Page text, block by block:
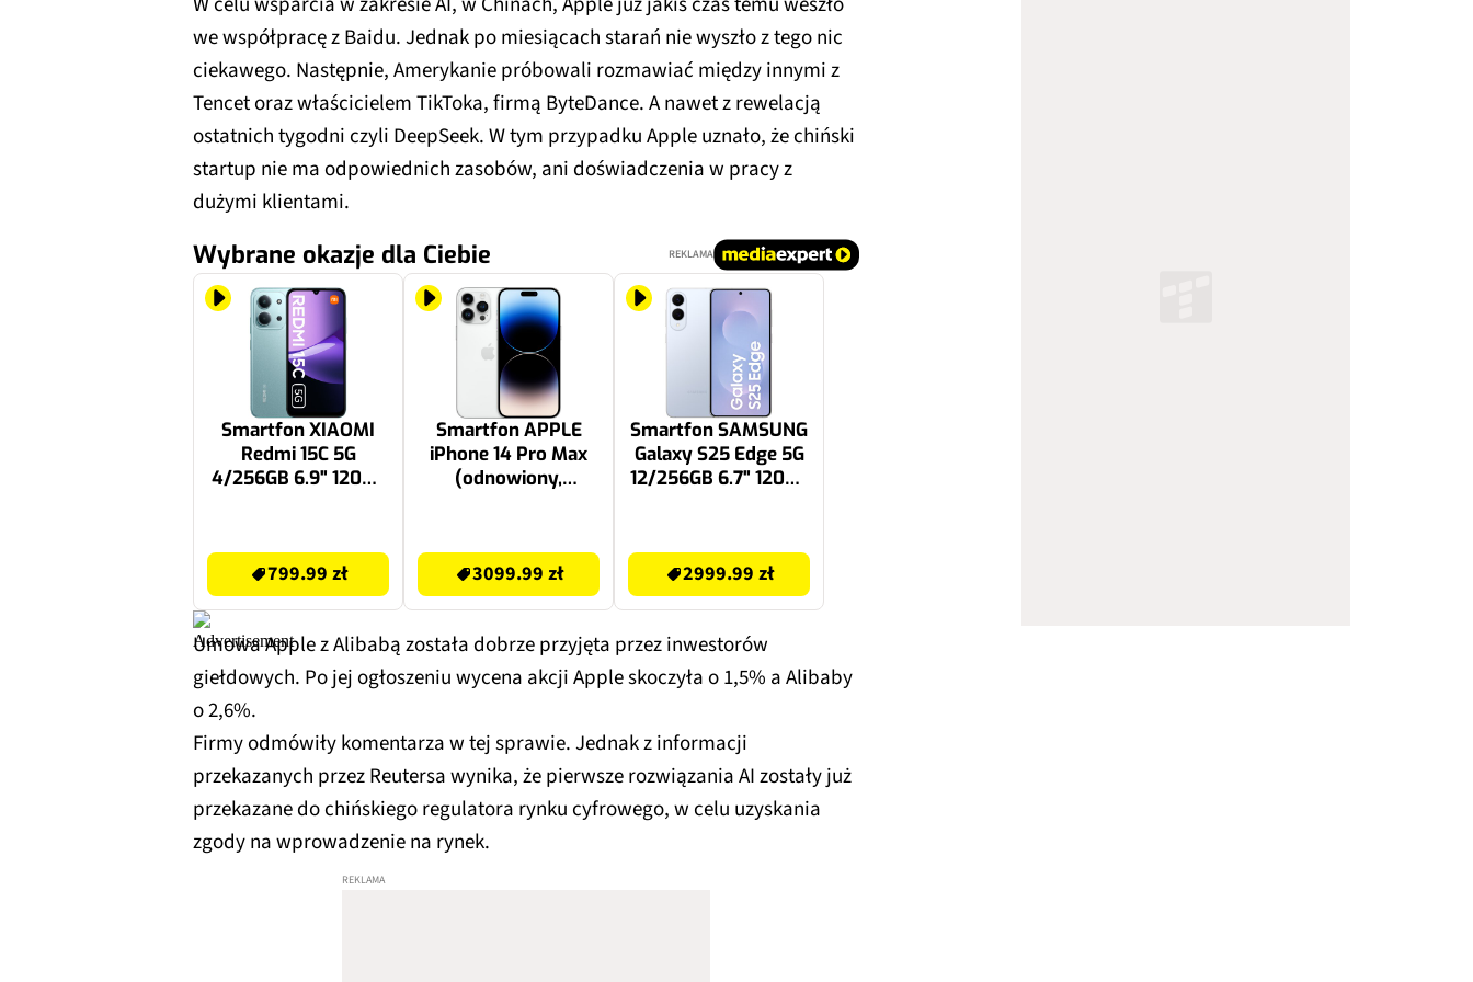
we współpracę z Baidu. Jednak po miesiącach starań nie wyszło z tego nic
ciekawego. Następnie, Amerykanie próbowali rozmawiać między innymi z
Tencet oraz właścicielem TikToka, firmą ByteDance. A nawet z rewelacją
ostatnich tygodni czyli DeepSeek. W tym przypadku Apple uznało, że chiński
startup nie ma odpowiednich zasobów, ani doświadczenia w pracy z
dużymi klientami.
Wybrane okazje dla Ciebie REKLAMA
Smartfon XIAOMI
Redmi 15C 5G
4/256GB 6.9" 120Hz
799.99 zł
Smartfon APPLE
iPhone 14 Pro Max
(odnowiony,
Srebrny (CPO) 2x
eSIM
3099.99 zł
Smartfon SAMSUNG
Galaxy S25 Edge 5G
12/256GB 6.7" 120Hz
2999.99 zł
Umowa Apple z Alibabą została dobrze przyjęta przez inwestorów
giełdowych. Po jej ogłoszeniu wycena akcji Apple skoczyła o 1,5% a Alibaby
o 2,6%.
Firmy odmówiły komentarza w tej sprawie. Jednak z informacji
przekazanych przez Reutersa wynika, że pierwsze rozwiązania AI zostały już
przekazane do chińskiego regulatora rynku cyfrowego, w celu uzyskania
zgody na wprowadzenie na rynek.